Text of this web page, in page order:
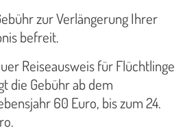
zur Verlängerung Ihrer
befreit.
Reiseausweis für Flüchtlinge
die Gebühr ab dem
60 Euro, bis zum 24.